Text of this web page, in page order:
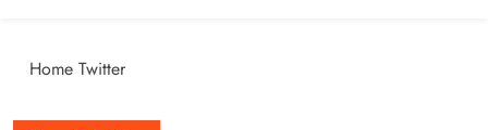
Home Twitter